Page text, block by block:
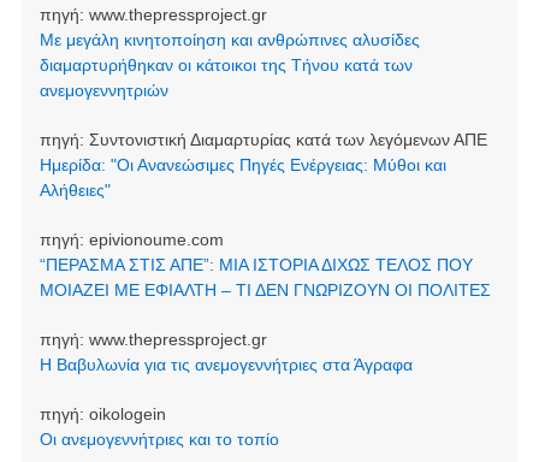
πηγή: www.thepressproject.gr
Με μεγάλη κινητοποίηση και ανθρώπινες αλυσίδες
διαμαρτυρήθηκαν οι κάτοικοι της Τήνου κατά των
ανεμογεννητριών
πηγή: Συντονιστική Διαμαρτυρίας κατά των λεγόμενων ΑΠΕ
Ημερίδα: "Οι Ανανεώσιμες Πηγές Ενέργειας: Μύθοι και
Αλήθειες"
πηγή: epivionoume.com
“ΠΕΡΑΣΜΑ ΣΤΙΣ ΑΠΕ”: ΜΙΑ ΙΣΤΟΡΙΑ ΔΙΧΩΣ ΤΕΛΟΣ ΠΟΥ
ΜΟΙΑΖΕΙ ΜΕ ΕΦΙΑΛΤΗ – ΤΙ ΔΕΝ ΓΝΩΡΙΖΟΥΝ ΟΙ ΠΟΛΙΤΕΣ
πηγή: www.thepressproject.gr
Η Βαβυλωνία για τις ανεμογεννήτριες στα Άγραφα
πηγή: oikologein
Οι ανεμογεννήτριες και το τοπίο